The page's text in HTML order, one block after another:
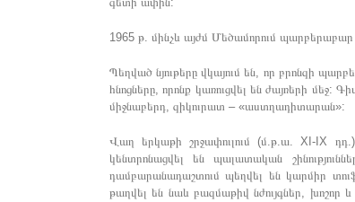
1965 թ. մինչև այժմ Մեծամորում
Պեղված նյութերը վկայում են, որ բրոնզի
հնոցները, որոնք կառուցվել են ժայռերի
միջնաբերդ, զիկուրատ – «աստղադիտարան»:
Վաղ երկաթի շրջափուլում (մ.թ.ա. XI-IX
կենտրոնացվել են պալատական
դամբարանադաշտում պեղվել են կարմիր
թաղվել են նաև բազմաթիվ նժույգներ, խոշոր